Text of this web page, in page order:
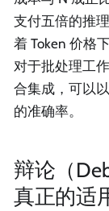
支付五倍的推
着 Token 价格
对于批处理工
合集成，可以
的准确率。
辩论（
真正的适